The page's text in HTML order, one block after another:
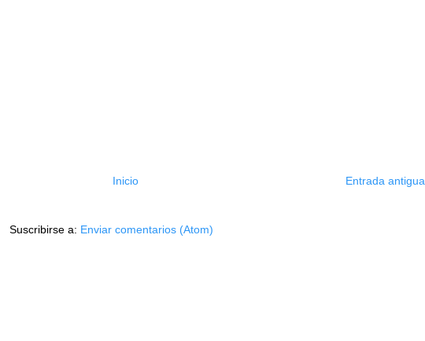
Entrada antigua
Inicio
Suscribirse a: Enviar comentarios (Atom)